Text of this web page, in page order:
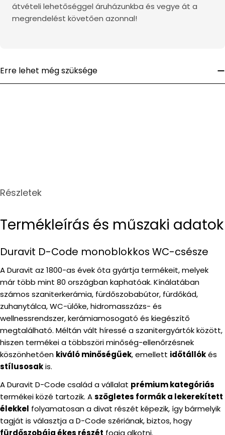
átvételi lehetőséggel áruházunkba és vegye át a
megrendelést követően azonnal!
Erre lehet még szüksége
Részletek
Termékleírás és műszaki adatok
Duravit D-Code monoblokkos WC-csésze
A Duravit az 1800-as évek óta gyártja termékeit, melyek
már több mint 80 országban kaphatóak. Kínálatában
számos szaniterkerámia, fürdőszobabútor, fürdőkád,
zuhanytálca, WC-ülőke, hidromasszázs- és
wellnessrendszer, kerámiamosogató és kiegészítő
megtalálható. Méltán vált híressé a szanitergyártók között,
hiszen termékei a többszöri minőség-ellenőrzésnek
köszönhetően kiváló minőségűek, emellett időtállókés
stílusosakis.
A Duravit D-Code család a vállalat prémium kategóriás
termékei közé tartozik. Aszögletes formák a lekerekített
élekkel folyamatosan a divat részét képezik, így bármelyik
tagját is választja a D-Code szériának, biztos, hogy
fürdőszobája ékes részét fogja alkotni.